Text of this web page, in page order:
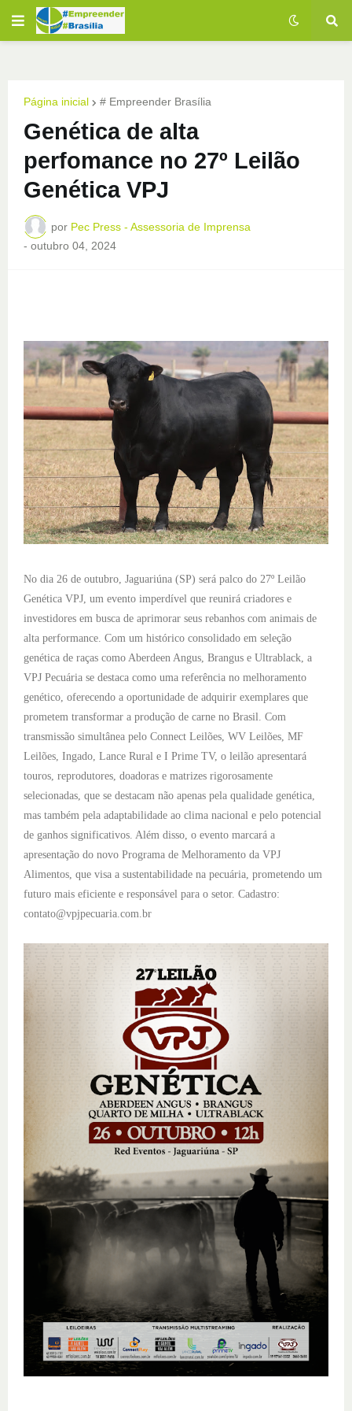
Página inicial # Empreender Brasília
Genética de alta
perfomance no 27º Leilão
Genética VPJ
por Pec Press - Assessoria de Imprensa
- outubro 04, 2024
No dia 26 de outubro, Jaguariúna (SP) será palco do 27º Leilão
Genética VPJ, um evento imperdível que reunirá criadores e
investidores em busca de aprimorar seus rebanhos com animais de
alta performance. Com um histórico consolidado em seleção
genética de raças como Aberdeen Angus, Brangus e Ultrablack, a
VPJ Pecuária se destaca como uma referência no melhoramento
genético, oferecendo a oportunidade de adquirir exemplares que
prometem transformar a produção de carne no Brasil. Com
transmissão simultânea pelo Connect Leilões, WV Leilões, MF
Leilões, Ingado, Lance Rural e I Prime TV, o leilão apresentará
touros, reprodutores, doadoras e matrizes rigorosamente
selecionadas, que se destacam não apenas pela qualidade genética,
mas também pela adaptabilidade ao clima nacional e pelo potencial
de ganhos significativos. Além disso, o evento marcará a
apresentação do novo Programa de Melhoramento da VPJ
Alimentos, que visa a sustentabilidade na pecuária, prometendo um
futuro mais eficiente e responsável para o setor. Cadastro:
contato@vpjpecuaria.com.br